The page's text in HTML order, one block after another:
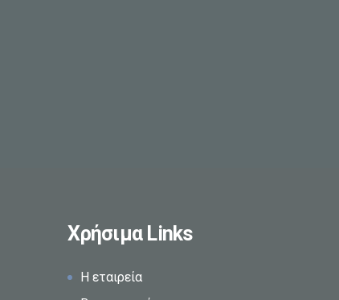
Χρήσιμα Links
Η εταιρεία